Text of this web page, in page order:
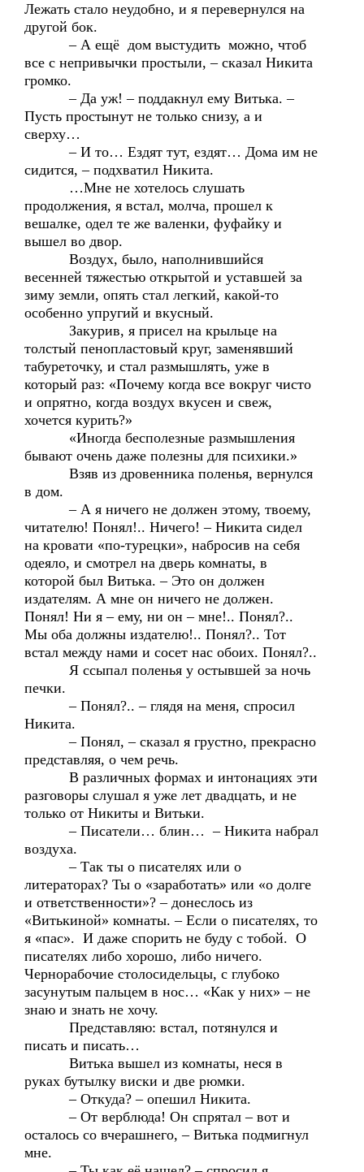
Лежать стало неудобно, и я перевернулся на
другой бок.
– А ещё дом выстудить можно, чтоб
все с непривычки простыли, – сказал Никита
громко.
– Да уж! – поддакнул ему Витька. –
Пусть простынут не только снизу, а и
сверху…
– И то… Ездят тут, ездят… Дома им не
сидится, – подхватил Никита.
…Мне не хотелось слушать
продолжения, я встал, молча, прошел к
вешалке, одел те же валенки, фуфайку и
вышел во двор.
Воздух, было, наполнившийся
весенней тяжестью открытой и уставшей за
зиму земли, опять стал легкий, какой-то
особенно упругий и вкусный.
Закурив, я присел на крыльце на
толстый пенопластовый круг, заменявший
табуреточку, и стал размышлять, уже в
который раз: «Почему когда все вокруг чисто
и опрятно, когда воздух вкусен и свеж,
хочется курить?»
«Иногда бесполезные размышления
бывают очень даже полезны для психики.»
Взяв из дровенника поленья, вернулся
в дом.
– А я ничего не должен этому, твоему,
читателю! Понял!.. Ничего! – Никита сидел
на кровати «по-турецки», набросив на себя
одеяло, и смотрел на дверь комнаты, в
которой был Витька. – Это он должен
издателям. А мне он ничего не должен.
Понял! Ни я – ему, ни он – мне!.. Понял?..
Мы оба должны издателю!.. Понял?.. Тот
встал между нами и сосет нас обоих. Понял?..
Я ссыпал поленья у остывшей за ночь
печки.
– Понял?.. – глядя на меня, спросил
Никита.
– Понял, – сказал я грустно, прекрасно
представляя, о чем речь.
В различных формах и интонациях эти
разговоры слушал я уже лет двадцать, и не
только от Никиты и Витьки.
– Писатели… блин… – Никита набрал
воздуха.
– Так ты о писателях или о
литераторах? Ты о «заработать» или «о долге
и ответственности»? – донеслось из
«Витькиной» комнаты. – Если о писателях, то
я «пас». И даже спорить не буду с тобой. О
писателях либо хорошо, либо ничего.
Чернорабочие столосидельцы, с глубоко
засунутым пальцем в нос… «Как у них» – не
знаю и знать не хочу.
Представляю: встал, потянулся и
писать и писать…
Витька вышел из комнаты, неся в
руках бутылку виски и две рюмки.
– Откуда? – опешил Никита.
– От верблюда! Он спрятал – вот и
осталось со вчерашнего, – Витька подмигнул
мне.